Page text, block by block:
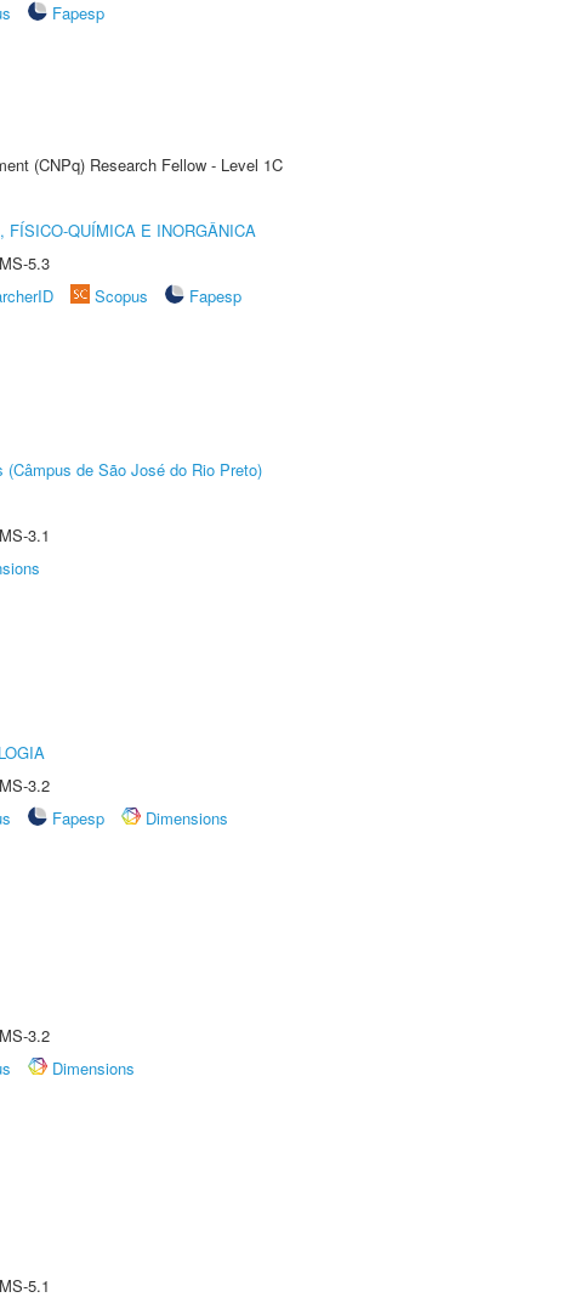
Fapesp
(CNPq) Research Fellow - Level 1C
FÍSICO-QUÍMICA E INORGÂNICA
5.3
Scopus
Fapesp
de São José do Rio Preto)
3.1
3.2
Fapesp
Dimensions
3.2
Dimensions
5.1